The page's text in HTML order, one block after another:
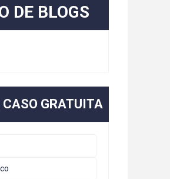
DE BLOGS
CASO GRATUITA